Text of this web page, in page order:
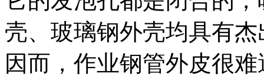
壳、玻璃钢外壳均具有
因而，作业钢管外皮很